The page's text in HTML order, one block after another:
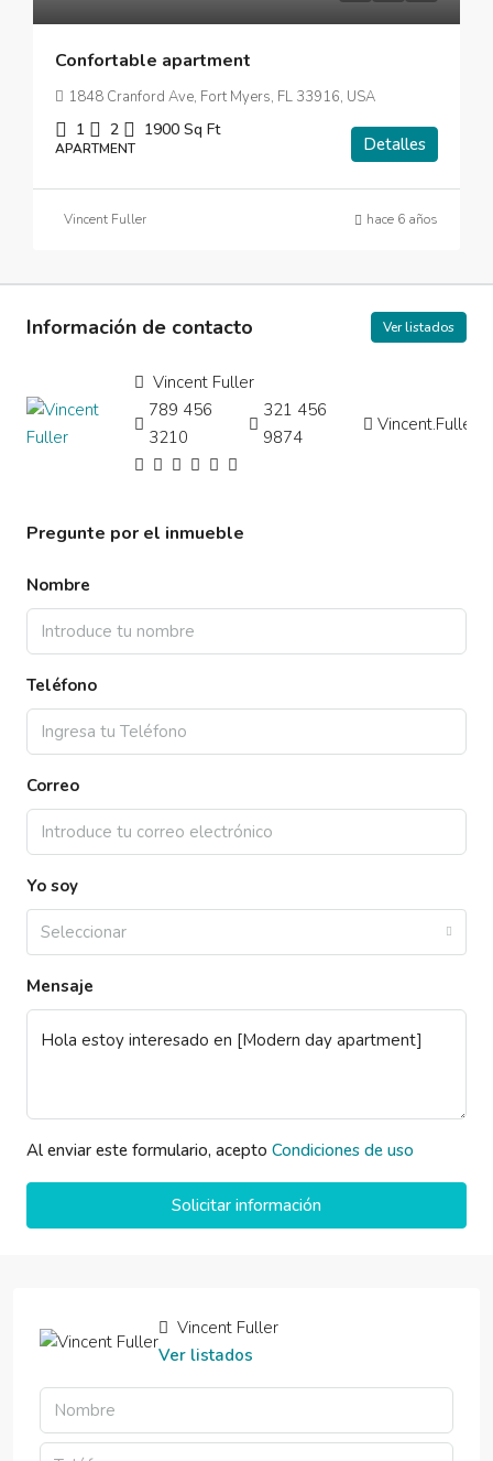
Confortable apartment
1848 Cranford Ave, Fort Myers, FL 33916, USA
1 2 1900 Sq Ft
APARTMENT Detalles
Vincent Fuller hace 6 años
Información de contacto Ver listados
Vincent Fuller
789 456
3210
321 456
9874
Vincent.Fuller
Pregunte por el inmueble
Nombre
Teléfono
Correo
Yo soy
Seleccionar
Mensaje
Al enviar este formulario, acepto Condiciones de uso
Solicitar información
Vincent Fuller
Ver listados